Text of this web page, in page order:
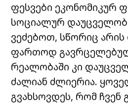
ფესვები ეკონომიკურ
სოციალურ
ვეძებოთ, სწორიც არის
ფართოდ
რეალობაში კი
ძალიან ძლიერია.
გვახსოვდეს, რომ